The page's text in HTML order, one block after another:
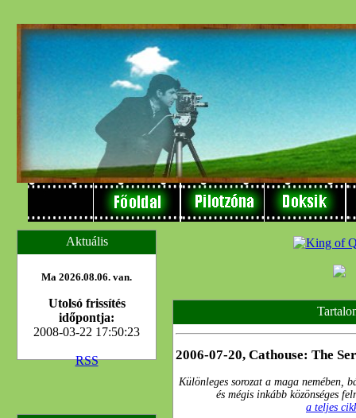
Aktuális
Ma 2026.08.06. van.
Utolsó frissítés
időpontja:
2008-03-22 17:50:23
RSS 2006-07-20, Cathouse: The
Különleges sorozat a maga nemében,
és mégis inkább közönséges
a teljes